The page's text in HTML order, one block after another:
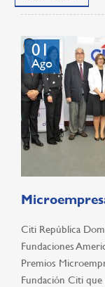
01
Ago
Citi República
Fundaciones
Premios
Fundación Citi que